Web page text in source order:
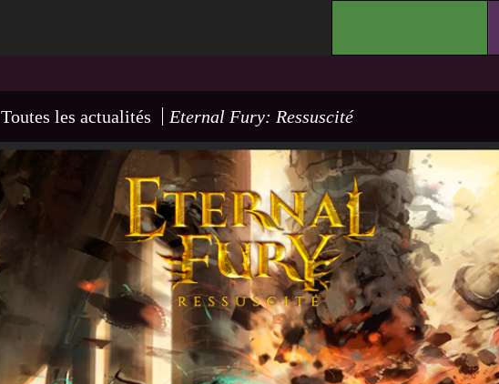
Toutes les actualités Eternal Fury: Ressuscité